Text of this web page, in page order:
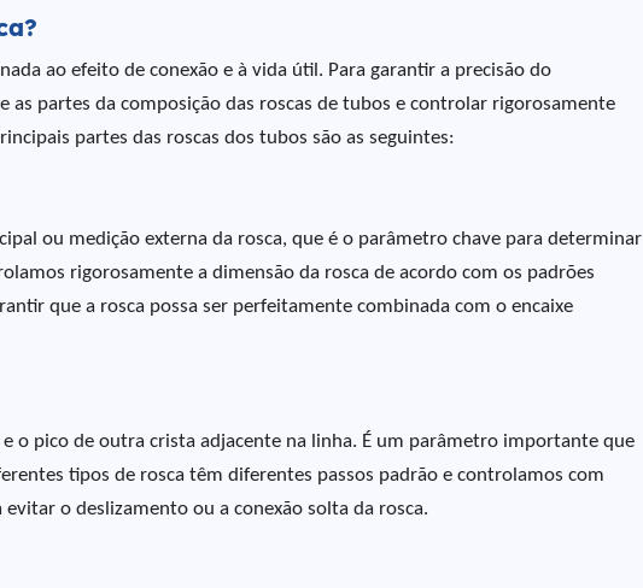
ao efeito de conexão e à vida útil. Para garantir a precisão do
as partes da composição das roscas de tubos e controlar rigorosamente
partes das roscas dos tubos são as seguintes:
ou medição externa da rosca, que é o parâmetro chave para determinar
rigorosamente a dimensão da rosca de acordo com os padrões
que a rosca possa ser perfeitamente combinada com o encaixe
o pico de outra crista adjacente na linha. É um parâmetro importante que
tipos de rosca têm diferentes passos padrão e controlamos com
o deslizamento ou a conexão solta da rosca.